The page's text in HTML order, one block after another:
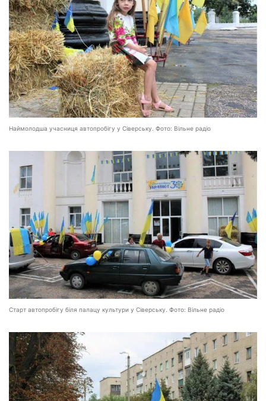
Наймолодша учасниця автопробігу у Сіверську. Фото: Вільне радіо
Старт автопробігу біля палацу культури у Сіверську. Фото: Вільне радіо